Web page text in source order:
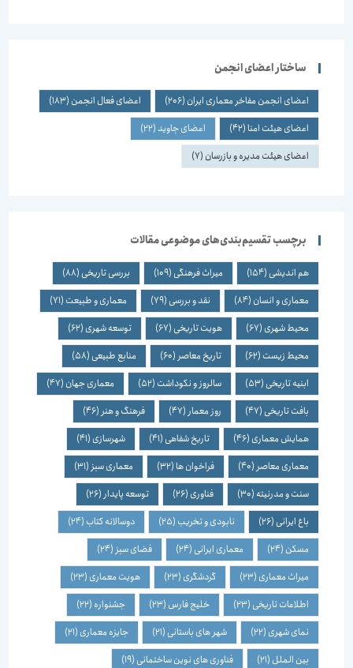
ساختار اعضای انجمن
اعضای انجمن مفاخر معماری ایران(206) اعضای فعال انجمن(183)
اعضای هیئت امنا (42) اعضای جاوید(22)
اعضای هیئت مدیره و بازرسان(7)
برچسب تقسیم‌بندی‌های موضوعی مقالات
هم اندیشی(154) میراث فرهنگی(109) بررسی تاریخی(88)
معماری و انسان(84) نقد و بررسی(79) معماری و طبیعت(71)
محیط شهری(67) هویت تاریخی(67) توسعه شهری(62)
محیط زیست(62) تاریخ معاصر(60) منابع طبیعی(58)
ابنیه تاریخی(53) سالروز و نکوداشت(52) معماری جهان(47)
بافت تاریخی(47) روز معمار(47) فرهنگ و هنر(46)
همایش معماری(46) تاریخ شفاهی(41) شهرسازی(41)
معماری معاصر(40) فراخوان ها(32) معماری سبز(31)
سنت و مدرنیته(30) فناوری(26) توسعه پایدار(26)
باغ ایرانی(26) نابودی و تخریب(25) دوسالانه کتاب(24)
مسکن(24) معماری ایرانی(24) فضای سبز(24)
میراث معماری(23) گردشگری(23) هویت معماری(23)
اطلاعات تاریخی(23) خلیج فارس(23) جشنواره(22)
نمای شهری(22) شهر های باستانی(21) جایزه معماری(21)
بین الملل(21) فناوری های نوین ساختمانی(19)